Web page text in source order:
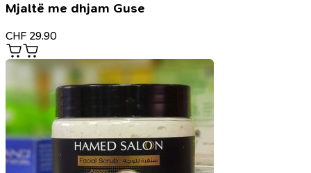
Mjaltë me dhjam Guse
CHF 29.90